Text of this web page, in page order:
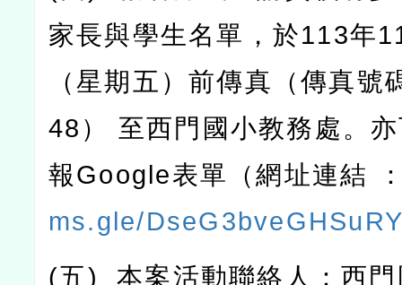
家長與學生名單，於113年
（星期五）前傳真（傳真號
48 ）
至西門國小教務處。
報Google表單（網址連結
ms.gle/
(五)本案活動聯絡人：西